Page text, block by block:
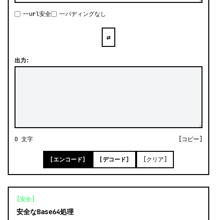
--url安全 --パディングなし
⇄
出力:
0 文字 [コピー]
[エンコード] [デコード] [クリア]
[安全]
安全なBase64処理